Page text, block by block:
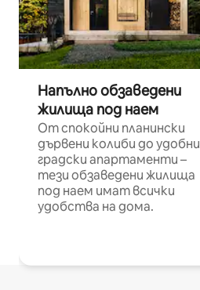
Напълно обзаведени
жилища под наем
От спокойни планински
дървени колиби до удобни
градски апартаменти –
тези обзаведени жилища
под наем имат всички
удобства на дома.